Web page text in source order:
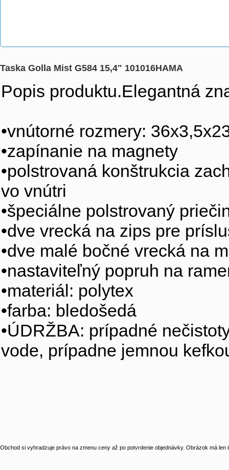
Taska Golla Mist G584 15,4" 101016HAMA
Popis produktu.Elegantná
•vnútorné rozmery:
•zapínanie na magnety
•polstrovaná konštrukcia
vo vnútri
•špeciálne polstrovaný
•dve vrecká na zips pre
•dve malé bočné vrecká na
•nastaviteľný popruh na
•materiál: polytex
•farba: bledošedá
•ÚDRŽBA: prípadné
vode, prípadne jemnou
Obchod si vyhradzuje právo na zmenu ceny až po potvrdenie objednávky. Obrázok má len